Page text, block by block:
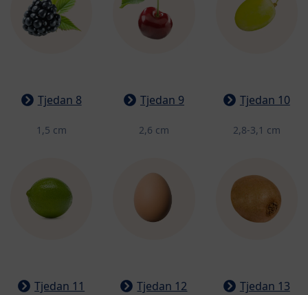
Tjedan 8
1,5 cm
Tjedan 9
2,6 cm
Tjedan 10
2,8-3,1 cm
Tjedan 11 Tjedan 12 Tjedan 13